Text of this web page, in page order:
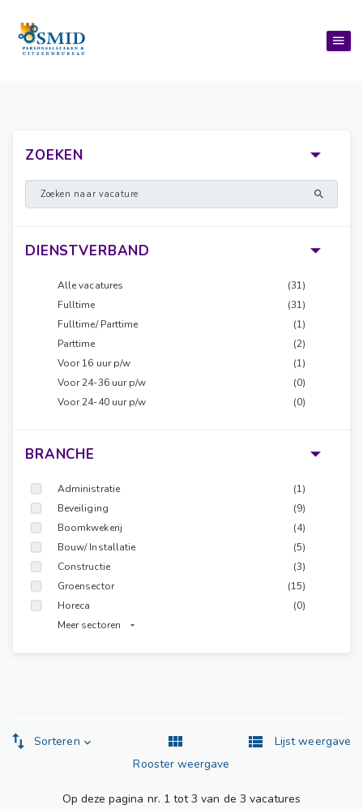
ZOEKEN
DIENSTVERBAND
Alle vacatures
(31)
Fulltime
(31)
Fulltime/ Parttime
(1)
Parttime
(2)
Voor 16 uur p/w
(1)
Voor 24-36 uur p/w
(0)
Voor 24-40 uur p/w
(0)
BRANCHE
Administratie
(1)
Beveiliging
(9)
Boomkwekerij
(4)
Bouw/ Installatie
(5)
Constructie
(3)
Groensector
(15)
Horeca
(0)
Meer sectoren
Sorteren
Rooster weergave
Lijst weergave
Op deze pagina nr. 1 tot 3 van de 3 vacatures